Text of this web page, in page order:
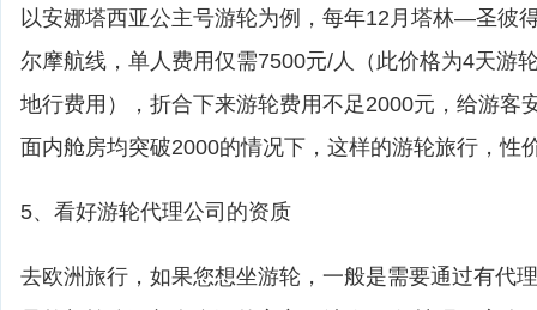
以安娜塔西亚公主号游轮为例，每年12月塔林—圣
尔摩航线，单人费用仅需7500元/人（此价格为4天游
地行费用），折合下来游轮费用不足2000元，给游客
面内舱房均突破2000的情况下，这样的游轮旅行，性
5、看好游轮代理公司的资质
去欧洲旅行，如果您想坐游轮，一般是需要通过有代